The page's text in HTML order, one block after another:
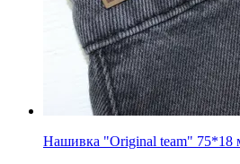
Нашивка "Original team" 75*18